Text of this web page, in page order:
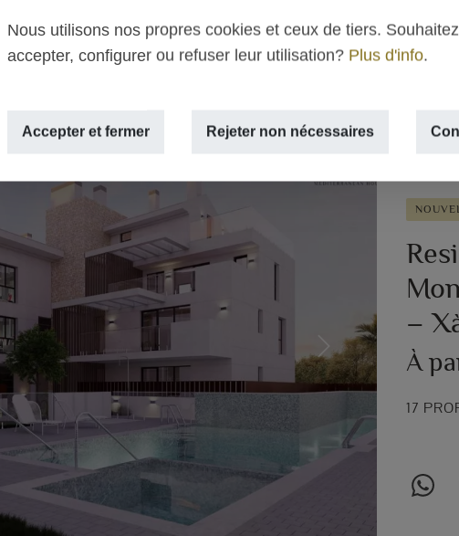
Nous utilisons nos propres cookies et ceux de tiers.
accepter, configurer ou refuser leur utilisation? Plus d'info.
Accepter et fermer Rejeter non nécessaires
Next
–
À
17